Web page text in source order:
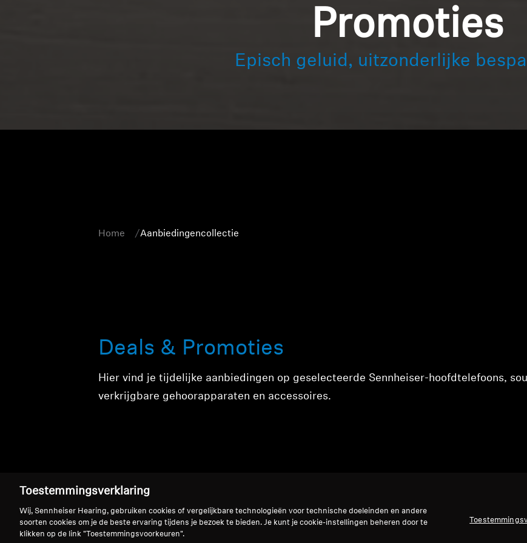
Promoties
Episch geluid, uitzonderlijke
Home Aanbiedingencollectie
Deals & Promoties
Hier vind je tijdelijke aanbiedingen op geselecteerde Sennheiser-hoofdtelefoons,
verkrijgbare gehoorapparaten en accessoires.
Aanbiedingencollectie
Toestemmingsverklaring
Wij, Sennheiser Hearing, gebruiken cookies of vergelijkbare technologieën voor technische doeleinden en andere
soorten cookies om je de beste ervaring tijdens je bezoek te bieden. Je kunt je cookie-instellingen beheren door te
klikken op de link "Toestemmingsvoorkeuren".